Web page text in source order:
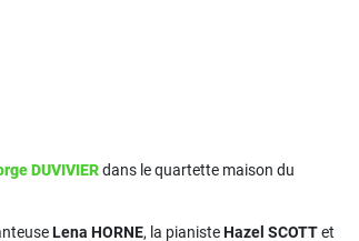
DUVIVIERdans le quartette maison du
Lena HORNE, la pianisteHazel SCOTTet